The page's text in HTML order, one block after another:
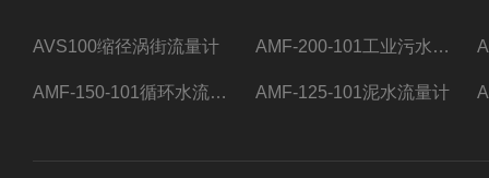
AVS100缩径涡街流量计 AMF-200-101工业污水流量计
AMF-150-101循环水流量计,电磁流量计 AMF-125-101泥水流量计